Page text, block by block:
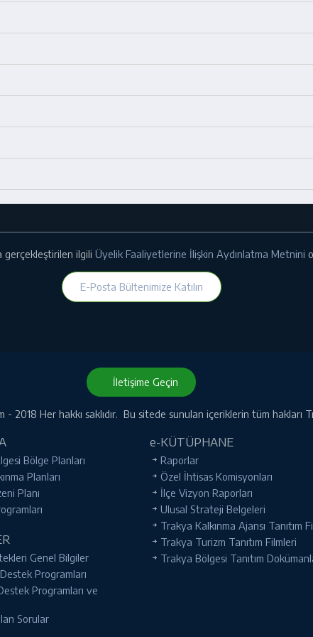
gerçekleştirilen ilgili Üyelik Faaliyetlerine İlişkin Aydınlatma Metnini
E-Posta Bültenimize Katılın
İletişime Geçin
- 2018 Her hakkı saklıdır. Bu sitede sunulan içeriklerin tüm hakları
Bölge Planları
Planları
Planı
Genel Bilgiler
Programları
Programları ve
Sorular
e-KÜTÜPHANE
Raporlar
Özel İhtisas Komisyonları
İlçe Vizyon Raporları
Ulusal Strateji Belgeleri
Trakya Kalkınma Ajansı Tanıtım
Trakya Turizm Tanıtım Filmleri
Trakya Bölgesi Tanıtım